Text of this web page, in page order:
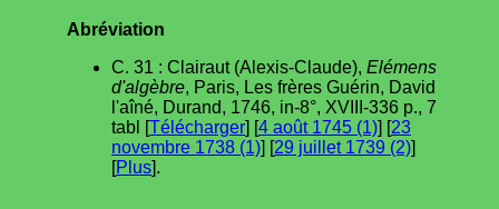
Abréviation
C. 31 : Clairaut (Alexis-Claude), Elémens
d'algèbre, Paris, Les frères Guérin, David
l'aîné, Durand, 1746, in-8°, XVIII-336 p., 7
tabl [Télécharger] [4 août 1745 (1)] [23
novembre 1738 (1)] [29 juillet 1739 (2)]
[Plus].